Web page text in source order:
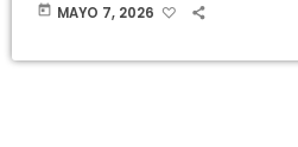
today MAYO 7, 2026